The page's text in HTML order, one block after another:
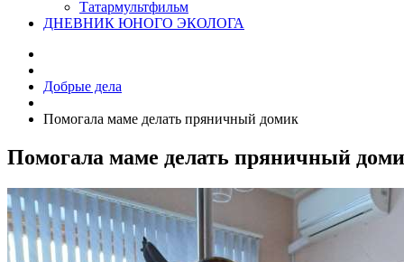
Татармультфильм
ДНЕВНИК ЮНОГО ЭКОЛОГА
Добрые дела
Помогала маме делать пряничный домик
Помогала маме делать пряничный